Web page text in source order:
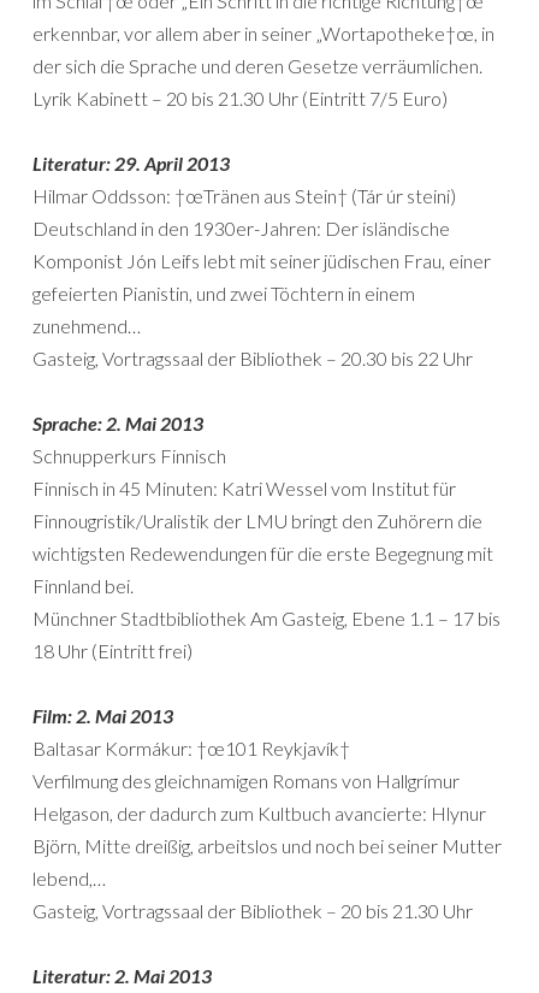
erkennbar, vor allem aber in seiner „Wortapotheke†œ, in
der sich die Sprache und deren Gesetze verräumlichen.
Lyrik Kabinett – 20 bis 21.30 Uhr (Eintritt 7/5 Euro)
Literatur: 29. April 2013
Hilmar Oddsson: †œTränen aus Stein† (Tár úr steini)
Deutschland in den 1930er-Jahren: Der isländische
Komponist Jón Leifs lebt mit seiner jüdischen Frau, einer
gefeierten Pianistin, und zwei Töchtern in einem
zunehmend…
Gasteig, Vortragssaal der Bibliothek – 20.30 bis 22 Uhr
Sprache: 2. Mai 2013
Schnupperkurs Finnisch
Finnisch in 45 Minuten: Katri Wessel vom Institut für
Finnougristik/Uralistik der LMU bringt den Zuhörern die
wichtigsten Redewendungen für die erste Begegnung mit
Finnland bei.
Münchner Stadtbibliothek Am Gasteig, Ebene 1.1 – 17 bis
18 Uhr (Eintritt frei)
Film: 2. Mai 2013
Baltasar Kormákur: †œ101 Reykjavík†
Verfilmung des gleichnamigen Romans von Hallgrímur
Helgason, der dadurch zum Kultbuch avancierte: Hlynur
Björn, Mitte dreißig, arbeitslos und noch bei seiner Mutter
lebend,…
Gasteig, Vortragssaal der Bibliothek – 20 bis 21.30 Uhr
Literatur: 2. Mai 2013